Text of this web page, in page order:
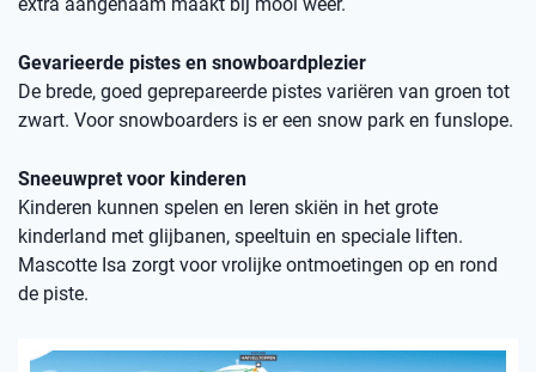
Gevarieerde pistes en snowboardplezier
De brede, goed geprepareerde pistes variëren van groen tot
zwart. Voor snowboarders is er een snow park en funslope.
Sneeuwpret voor kinderen
Kinderen kunnen spelen en leren skiën in het grote
kinderland met glijbanen, speeltuin en speciale liften.
Mascotte Isa zorgt voor vrolijke ontmoetingen op en rond
de piste.